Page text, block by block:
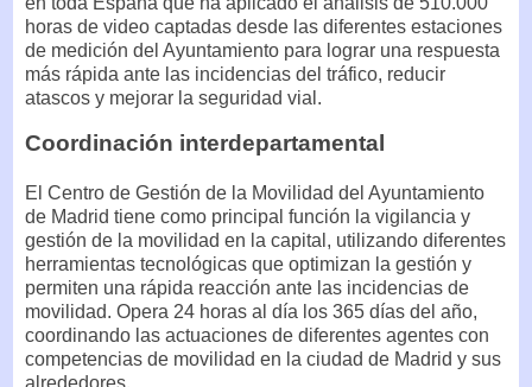
horas de video captadas desde las diferentes estaciones
de medición del Ayuntamiento para lograr una respuesta
más rápida ante las incidencias del tráfico, reducir
atascos y mejorar la seguridad vial.
Coordinación interdepartamental
El Centro de Gestión de la Movilidad del Ayuntamiento
de Madrid tiene como principal función la vigilancia y
gestión de la movilidad en la capital, utilizando diferentes
herramientas tecnológicas que optimizan la gestión y
permiten una rápida reacción ante las incidencias de
movilidad. Opera 24 horas al día los 365 días del año,
coordinando las actuaciones de diferentes agentes con
competencias de movilidad en la ciudad de Madrid y sus